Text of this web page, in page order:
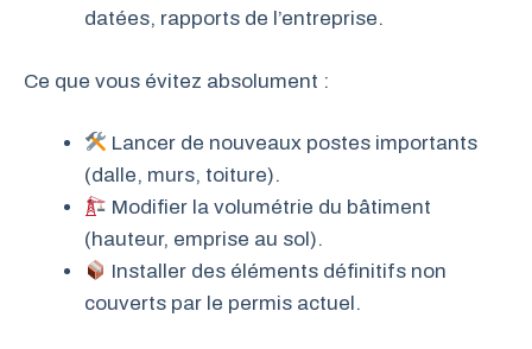
datées, rapports de l’entreprise.
Ce que vous évitez absolument :
Lancer de nouveaux postes importants
(dalle, murs, toiture).
Modifier la volumétrie du bâtiment
(hauteur, emprise au sol).
Installer des éléments définitifs non
couverts par le permis actuel.